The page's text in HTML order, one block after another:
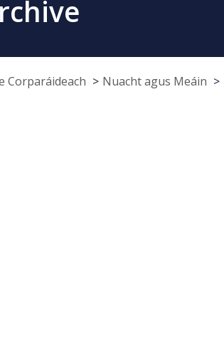
Corparáideach Nuacht agus Meáin